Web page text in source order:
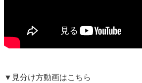
▼見分け方動画はこちら